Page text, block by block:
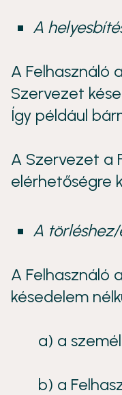
A
A Felhasználó
Szervezet
Így például
A Szervezet a
elérhetőségre
A
A Felhasználó
késedelem
a) a
b) a